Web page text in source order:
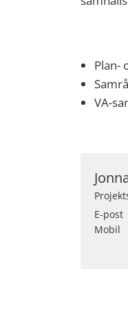
Plan-
VA-
E-post
Mobil